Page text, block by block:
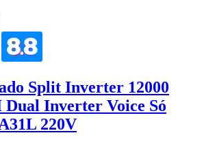
Split Inverter 12000
Inverter Voice Só
220V